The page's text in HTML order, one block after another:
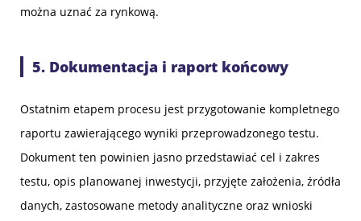
można uznać za rynkową.
5. Dokumentacja i raport końcowy
Ostatnim etapem procesu jest przygotowanie kompletnego
raportu zawierającego wyniki przeprowadzonego testu.
Dokument ten powinien jasno przedstawiać cel i zakres
testu, opis planowanej inwestycji, przyjęte założenia, źródła
danych, zastosowane metody analityczne oraz wnioski